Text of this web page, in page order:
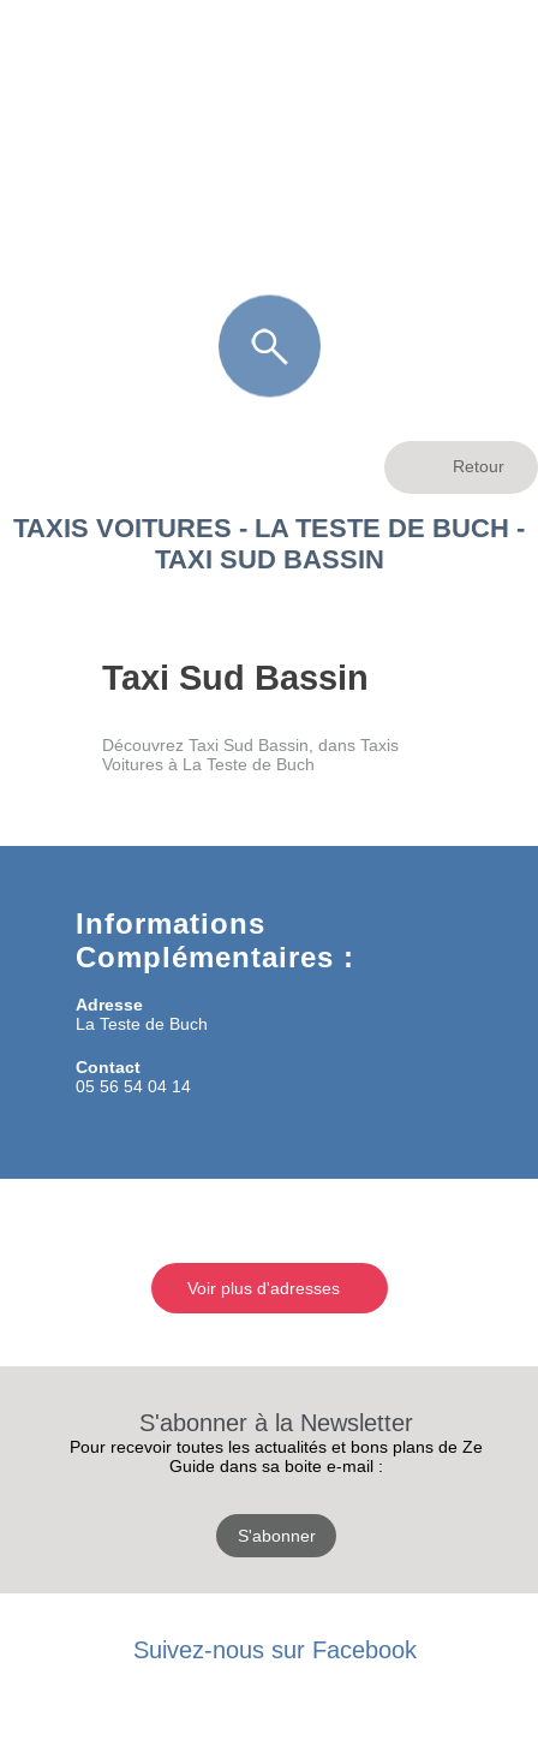
TAXIS VOITURES - LA TESTE DE BUCH -
TAXI SUD BASSIN
Taxi Sud Bassin
Découvrez Taxi Sud Bassin, dans Taxis
Voitures à La Teste de Buch
Informations
Complémentaires :
Adresse
La Teste de Buch
Contact
05 56 54 04 14
Voir plus d'adresses
S'abonner à la Newsletter
Pour recevoir toutes les actualités et bons plans de Ze
Guide dans sa boite e-mail :
S'abonner
Suivez-nous sur Facebook